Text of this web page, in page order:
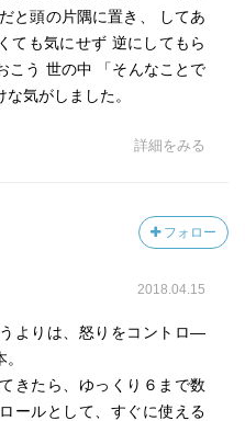
と頭の片隅に置き、 してあ
ても気にせず 逆にしてもら
こう 世の中 「そんなことで
気がしました。
詳細をみる
フォロー
2018.04.15
よりは、怒りをコントロ―
きたら、ゆっくり６まで数
ールとして、すぐに使える